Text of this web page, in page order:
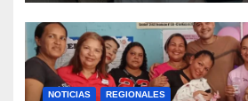
NOTICIAS REGIONALES